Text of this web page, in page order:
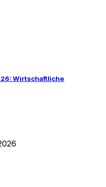
Wirtschaftliche